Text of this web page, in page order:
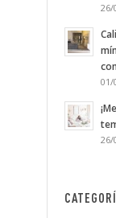
26/
01/
26/